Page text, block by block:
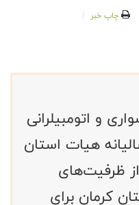
چاپ خبر
و اتومبیلرانی
هیات استان
ظرفیت‌های
کرمان برای